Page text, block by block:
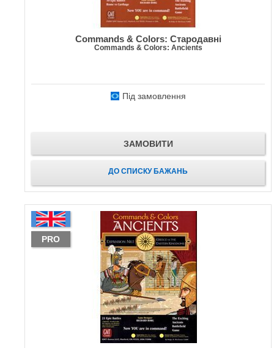
Commands & Colors: Стародавні
Commands & Colors: Ancients
Під замовлення
ЗАМОВИТИ
ДО СПИСКУ БАЖАНЬ
PRO